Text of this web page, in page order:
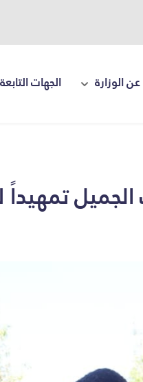
عن الوزارة الجهات التابعة
تمهيداً